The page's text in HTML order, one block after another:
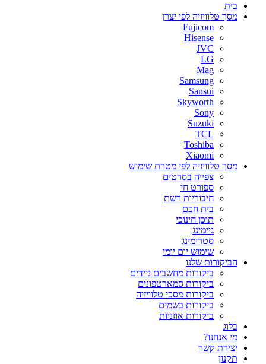
בית
מסך טלוויזיה לפי יצרן
Fujicom
Hisense
JVC
LG
Mag
Samsung
Sansui
Skyworth
Sony
Suzuki
TCL
Toshiba
Xiaomi
מסך טלוויזיה לפי מטרת שימוש
צפייה בסרטים
ספורט חי
חיבוריות רשת
בית חכם
תוכן חינוכי
גיימינג
סטרימינג
שימוש יום יומי
הביקורות שלנו
ביקורות מחשבים ניידים
ביקורות סמארטפונים
ביקורות מסכי טלוויזיה
ביקורות בשמים
ביקורות אוזניות
בלוג
מי אנחנו?
יצירת קשר
תקנון